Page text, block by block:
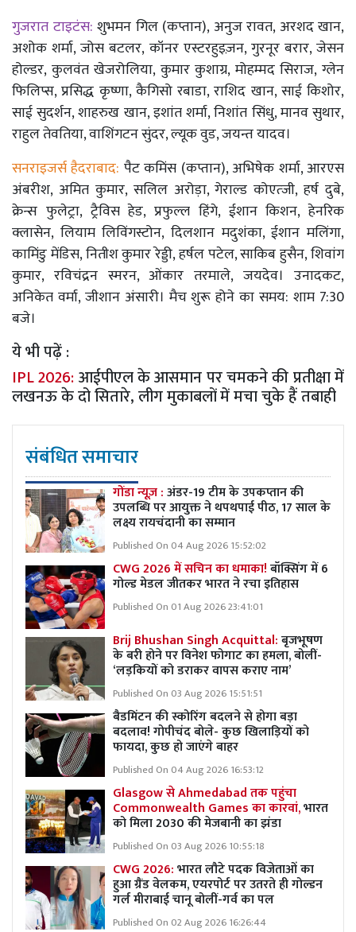
गुजरात टाइटंस: शुभमन गिल (कप्तान), अनुज रावत, अरशद खान,
अशोक शर्मा, जोस बटलर, कॉनर एस्टरहुइज़न, गुरनूर बरार, जेसन
होल्डर, कुलवंत खेजरोलिया, कुमार कुशाग्र, मोहम्मद सिराज, ग्लेन
फिलिप्स, प्रसिद्ध कृष्णा, कैगिसो रबाडा, राशिद खान, साई किशोर,
साई सुदर्शन, शाहरुख खान, इशांत शर्मा, निशांत सिंधु, मानव सुथार,
राहुल तेवतिया, वाशिंगटन सुंदर, ल्यूक वुड, जयन्त यादव।
सनराइजर्स हैदराबाद: पैट कमिंस (कप्तान), अभिषेक शर्मा, आरएस
अंबरीश, अमित कुमार, सलिल अरोड़ा, गेराल्ड कोएत्जी, हर्ष दुबे,
क्रेन्स फुलेट्रा, ट्रैविस हेड, प्रफुल्ल हिंगे, ईशान किशन, हेनरिक
क्लासेन, लियाम लिविंगस्टोन, दिलशान मदुशंका, ईशान मलिंगा,
कामिंडु मेंडिस, नितीश कुमार रेड्डी, हर्षल पटेल, साकिब हुसैन, शिवांग
कुमार, रविचंद्रन स्मरन, ओंकार तरमाले, जयदेव। उनादकट,
अनिकेत वर्मा, जीशान अंसारी। मैच शुरू होने का समय: शाम 7:30
बजे।
ये भी पढ़ें :
IPL 2026:आईपीएल के आसमान पर चमकने की प्रतीक्षा में
लखनऊ के दो सितारे, लीग मुकाबलों में मचा चुके हैं तबाही
संबंधित समाचार
गोंडा न्यूज़ :अंडर-19 टीम के उपकप्तान की
उपलब्धि पर आयुक्त ने थपथपाई पीठ, 17 साल के
लक्ष्य रायचंदानी का सम्मान
Published On 04 Aug 2026 15:52:02
CWG 2026 में सचिन का धमाका!बॉक्सिंग में 6
गोल्ड मेडल जीतकर भारत ने रचा इतिहास
Published On 01 Aug 2026 23:41:01
Brij Bhushan Singh Acquittal:बृजभूषण
के बरी होने पर विनेश फोगाट का हमला, बोलीं-
‘लड़कियों को डराकर वापस कराए नाम’
Published On 03 Aug 2026 15:51:51
बैडमिंटन की स्कोरिंग बदलने से होगा बड़ा
बदलाव! गोपीचंद बोले- कुछ खिलाड़ियों को
फायदा, कुछ हो जाएंगे बाहर
Published On 04 Aug 2026 16:53:12
Glasgow से Ahmedabad तक पहुंचा
Commonwealth Games का कारवां,भारत
को मिला 2030 की मेजबानी का झंडा
Published On 03 Aug 2026 10:55:18
CWG 2026:भारत लौटे पदक विजेताओं का
हुआ ग्रैंड वेलकम, एयरपोर्ट पर उतरते ही गोल्डन
गर्ल मीराबाई चानू बोलीं-गर्व का पल
Published On 02 Aug 2026 16:26:44